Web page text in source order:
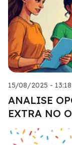
15/08/2025 - 13:18
ANALISE
EXTRA NO